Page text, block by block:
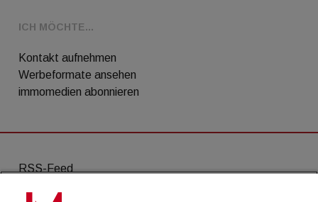
ICH MÖCHTE...
Kontakt aufnehmen
Werbeformate ansehen
immomedien abonnieren
RSS-Feed
AGB